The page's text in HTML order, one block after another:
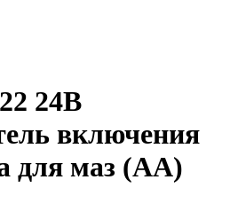
24В
включения
для маз (АА)